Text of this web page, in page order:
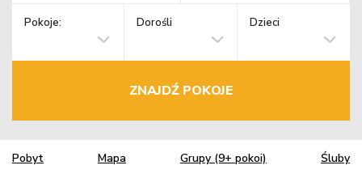
Pokoje: Dorośli Dzieci
ZNAJDŹ POKOJE
Pobyt Mapa Grupy (9+ pokoi) Śluby